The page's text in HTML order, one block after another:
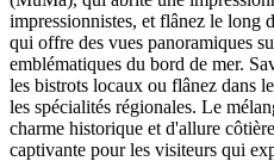
impressionnistes, et flânez le long
qui offre des vues panoramiques
emblématiques du bord de mer.
les bistrots locaux ou flânez dans
les spécialités régionales. Le
charme historique et d'allure
captivante pour les visiteurs qui